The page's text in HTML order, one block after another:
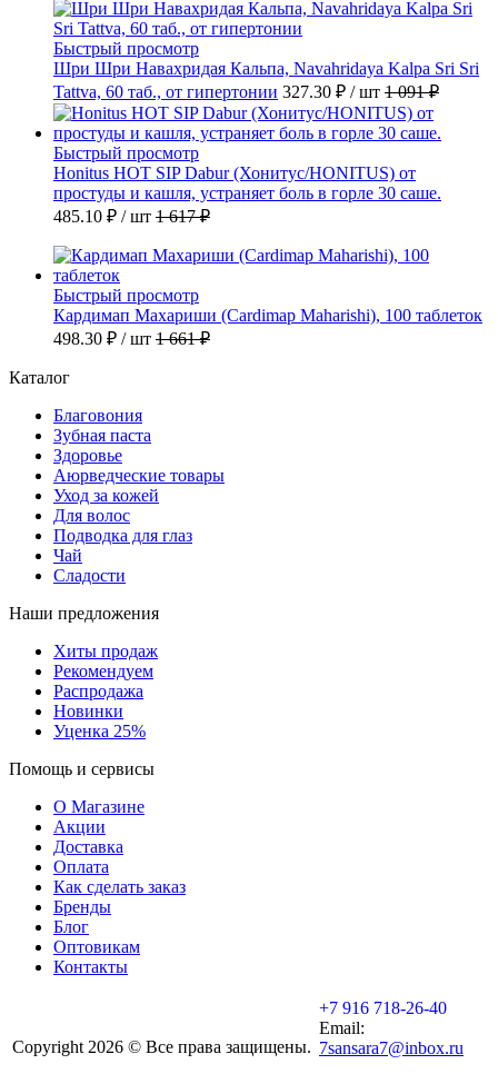
Быстрый просмотр
Шри Шри Навахридая Кальпа, Navahridaya Kalpa Sri Sri
Tattva, 60 таб., от гипертонии 327.30 ₽ / шт 1 091 ₽
Быстрый просмотр
Honitus HOT SIP Dabur (Хонитус/HONITUS) от
простуды и кашля, устраняет боль в горле 30 саше.
485.10 ₽ / шт 1 617 ₽
Быстрый просмотр
Кардимап Махариши (Cardimap Maharishi), 100 таблеток
498.30 ₽ / шт 1 661 ₽
Каталог
Благовония
Зубная паста
Здоровье
Аюрведческие товары
Уход за кожей
Для волос
Подводка для глаз
Чай
Сладости
Наши предложения
Хиты продаж
Рекомендуем
Распродажа
Новинки
Уценка 25%
Помощь и сервисы
О Магазине
Акции
Доставка
Оплата
Как сделать заказ
Бренды
Блог
Оптовикам
Контакты
Copyright 2026 © Все права защищены.
+7 916 718-26-40
Email:
7sansara7@inbox.ru